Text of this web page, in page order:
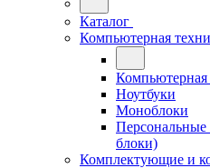
Каталог
Компьютерная
Компьютерная
Ноутбуки
Моноблоки
блоки)
Комплектующие и